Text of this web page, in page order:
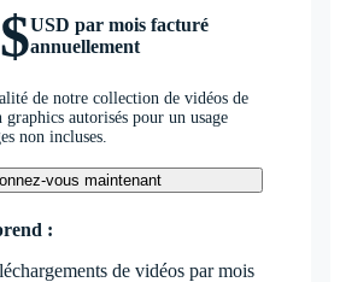
USD par mois facturé
annuellement
de notre collection de vidéos de
autorisés pour un usage
non incluses.
vous maintenant
:
de vidéos par mois